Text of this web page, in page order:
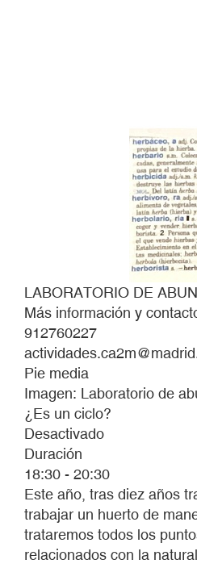
LABORATORIO DE
Más información y
912760227
Pie media
Imagen: Laboratorio de
¿Es un ciclo?
Desactivado
Duración
18:30 - 20:30
Este año, tras diez años
trabajar un huerto de
trataremos todos los
relacionados con la